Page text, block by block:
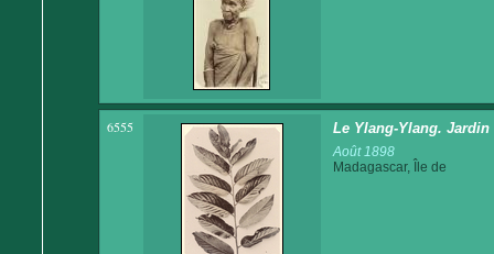
6555 Le Ylang-Ylang. Jardin
Août 1898
Madagascar, Île de